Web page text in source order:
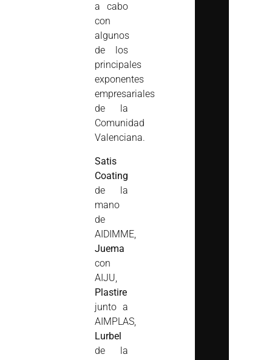
a cabo
con
algunos
de los
principales
exponentes
empresariales
de la
Comunidad
Valenciana.
Satis
Coating
de la
mano
de
AIDIMME,
Juema
con
AIJU,
Plastire
junto a
AIMPLAS,
Lurbel
de la